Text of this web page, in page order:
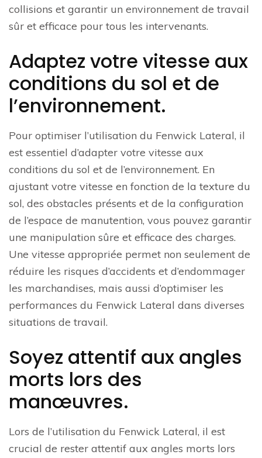
collisions et garantir un environnement de travail
sûr et efficace pour tous les intervenants.
Adaptez votre vitesse aux
conditions du sol et de
l’environnement.
Pour optimiser l’utilisation du Fenwick Lateral, il
est essentiel d’adapter votre vitesse aux
conditions du sol et de l’environnement. En
ajustant votre vitesse en fonction de la texture du
sol, des obstacles présents et de la configuration
de l’espace de manutention, vous pouvez garantir
une manipulation sûre et efficace des charges.
Une vitesse appropriée permet non seulement de
réduire les risques d’accidents et d’endommager
les marchandises, mais aussi d’optimiser les
performances du Fenwick Lateral dans diverses
situations de travail.
Soyez attentif aux angles
morts lors des
manœuvres.
Lors de l’utilisation du Fenwick Lateral, il est
crucial de rester attentif aux angles morts lors